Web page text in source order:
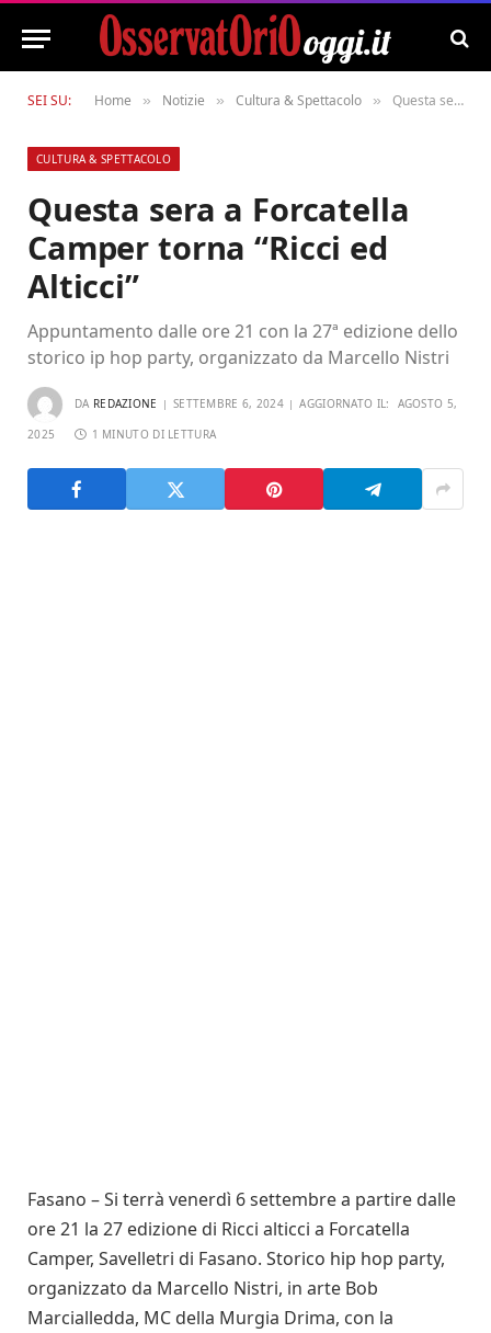
SEI SU: Home » Notizie » Cultura & Spettacolo » Questa sera a Forcatella Camper torna “Ricci ed Alticci”
CULTURA & SPETTACOLO
Questa sera a Forcatella
Camper torna “Ricci ed
Alticci”
Appuntamento dalle ore 21 con la 27ª edizione dello
storico ip hop party, organizzato da Marcello Nistri
DA REDAZIONE SETTEMBRE 6, 2024 AGGIORNATO IL: AGOSTO 5,
2025 1 MINUTO DI LETTURA
Fasano – Si terrà venerdì 6 settembre a partire dalle
ore 21 la 27 edizione di Ricci alticci a Forcatella
Camper, Savelletri di Fasano. Storico hip hop party,
organizzato da Marcello Nistri, in arte Bob
Marcialledda, MC della Murgia Drima, con la